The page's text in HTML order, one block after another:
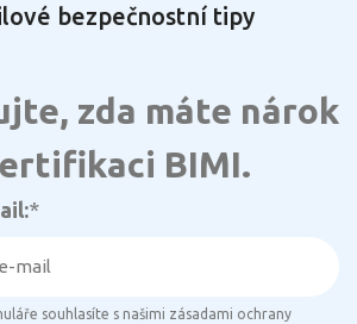
bezpečnostní tipy
zda máte nárok
BIMI.
*
souhlasíte s našimi zásadami ochrany